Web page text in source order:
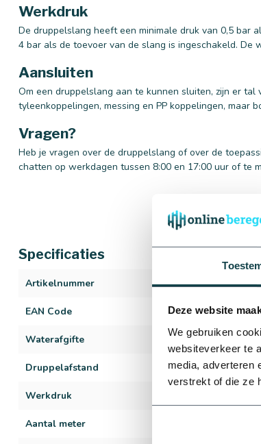
Deze website
We gebruiken
websiteverkeer te
media, adverteren
verstrekt of die ze
Werkdruk
De druppelslang heeft een minimale druk van 0,5 bar
4 bar als de toevoer van de slang is ingeschakeld. De
Aansluiten
Om een druppelslang aan te kunnen sluiten, zijn er
tyleenkoppelingen, messing en PP koppelingen, maar
Vragen?
Heb je vragen over de druppelslang of over de
chatten op werkdagen tussen 8:00 en 17:00 uur of te
Specificaties
Artikelnummer 1199
EAN Code
Waterafgifte 2,0
Druppelafstand 33
Werkdruk
Aantal meter